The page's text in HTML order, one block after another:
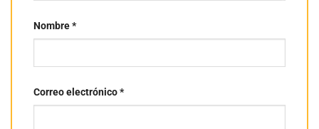
Nombre*
Correo electrónico*